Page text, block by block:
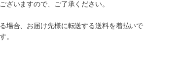
いますので、ご了承ください。
場合、お届け先様に転送する送料を着払いで
。